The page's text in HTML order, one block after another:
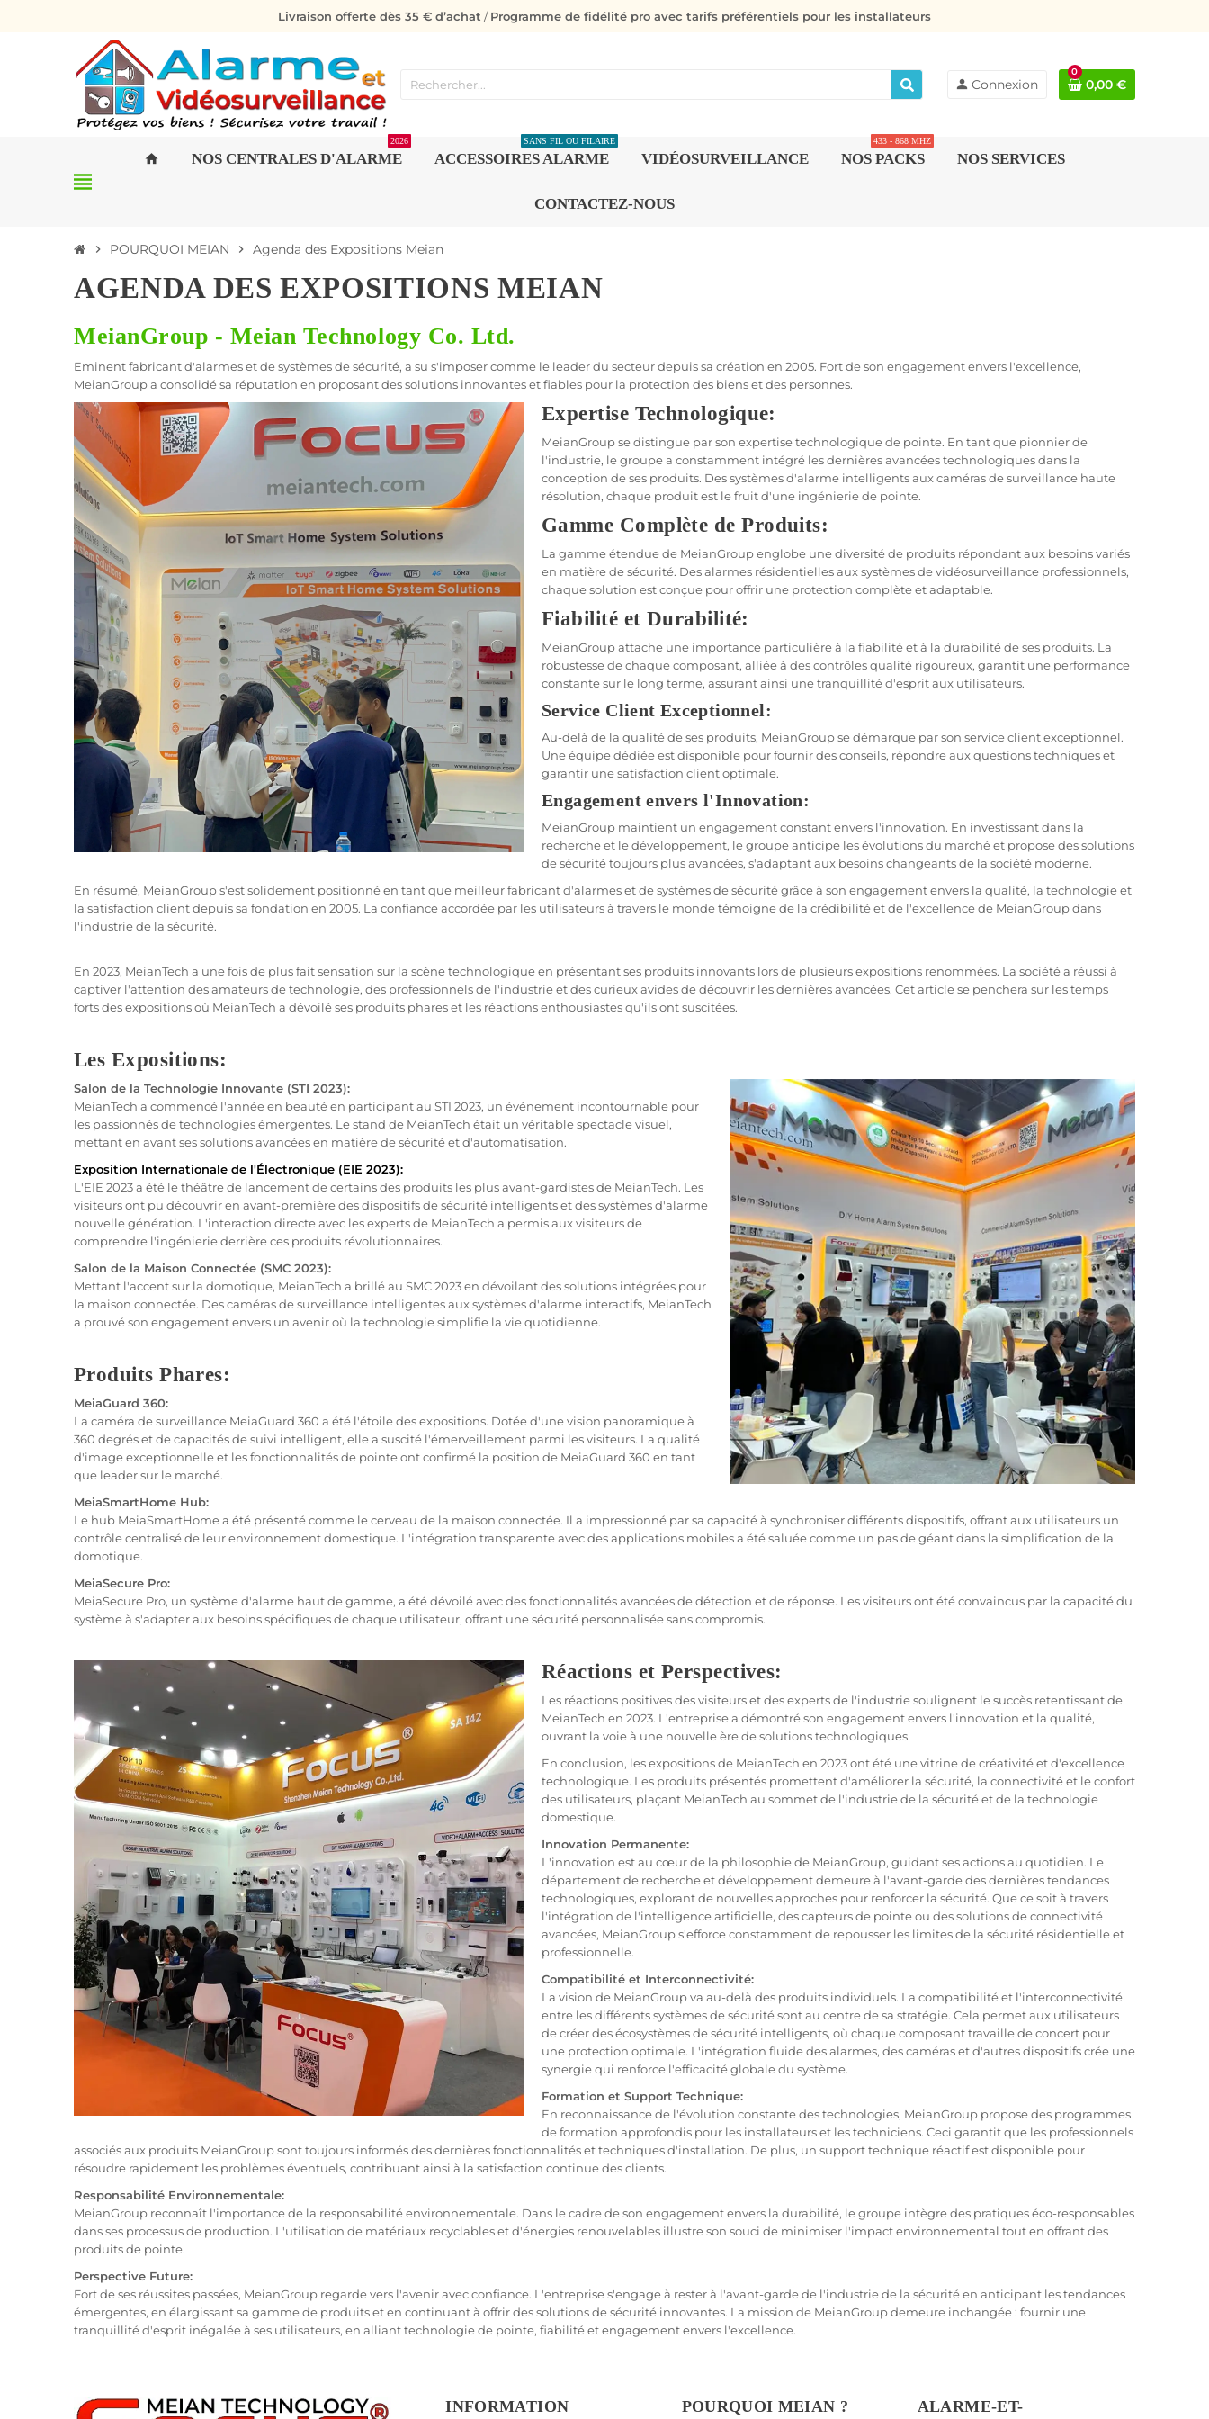
Livraison offerte dès 35 € d’achat /Programme de fidélité pro avec tarifs préférentiels pour les installateurs
person Connexion
0
0,00 €
view_headline
home NOS CENTRALES D'ALARME
2026
ACCESSOIRES ALARME
SANS FIL OU FILAIRE
VIDÉOSURVEILLANCE NOS PACKS
433 - 868 MHZ
NOS SERVICES
CONTACTEZ-NOUS
chevron_right POURQUOI MEIAN chevron_right Agenda des Expositions Meian
AGENDA DES EXPOSITIONS MEIAN
MeianGroup - Meian Technology Co. Ltd.
Eminent fabricant d'alarmes et de systèmes de sécurité, a su s'imposer comme le leader du secteur depuis sa création en 2005. Fort de son engagement envers l'excellence,
MeianGroup a consolidé sa réputation en proposant des solutions innovantes et fiables pour la protection des biens et des personnes.
Expertise Technologique:
MeianGroup se distingue par son expertise technologique de pointe. En tant que pionnier de
l'industrie, le groupe a constamment intégré les dernières avancées technologiques dans la
conception de ses produits. Des systèmes d'alarme intelligents aux caméras de surveillance haute
résolution, chaque produit est le fruit d'une ingénierie de pointe.
Gamme Complète de Produits:
La gamme étendue de MeianGroup englobe une diversité de produits répondant aux besoins variés
en matière de sécurité. Des alarmes résidentielles aux systèmes de vidéosurveillance professionnels,
chaque solution est conçue pour offrir une protection complète et adaptable.
Fiabilité et Durabilité:
MeianGroup attache une importance particulière à la fiabilité et à la durabilité de ses produits. La
robustesse de chaque composant, alliée à des contrôles qualité rigoureux, garantit une performance
constante sur le long terme, assurant ainsi une tranquillité d'esprit aux utilisateurs.
Service Client Exceptionnel:
Au-delà de la qualité de ses produits, MeianGroup se démarque par son service client exceptionnel.
Une équipe dédiée est disponible pour fournir des conseils, répondre aux questions techniques et
garantir une satisfaction client optimale.
Engagement envers l'Innovation:
MeianGroup maintient un engagement constant envers l'innovation. En investissant dans la
recherche et le développement, le groupe anticipe les évolutions du marché et propose des solutions
de sécurité toujours plus avancées, s'adaptant aux besoins changeants de la société moderne.
En résumé, MeianGroup s'est solidement positionné en tant que meilleur fabricant d'alarmes et de systèmes de sécurité grâce à son engagement envers la qualité, la technologie et
la satisfaction client depuis sa fondation en 2005. La confiance accordée par les utilisateurs à travers le monde témoigne de la crédibilité et de l'excellence de MeianGroup dans
l'industrie de la sécurité.
En 2023, MeianTech a une fois de plus fait sensation sur la scène technologique en présentant ses produits innovants lors de plusieurs expositions renommées. La société a réussi à
captiver l'attention des amateurs de technologie, des professionnels de l'industrie et des curieux avides de découvrir les dernières avancées. Cet article se penchera sur les temps
forts des expositions où MeianTech a dévoilé ses produits phares et les réactions enthousiastes qu'ils ont suscitées.
Les Expositions:
Salon de la Technologie Innovante (STI 2023):
MeianTech a commencé l'année en beauté en participant au STI 2023, un événement incontournable pour
les passionnés de technologies émergentes. Le stand de MeianTech était un véritable spectacle visuel,
mettant en avant ses solutions avancées en matière de sécurité et d'automatisation.
Exposition Internationale de l'Électronique (EIE 2023):
L'EIE 2023 a été le théâtre de lancement de certains des produits les plus avant-gardistes de MeianTech. Les
visiteurs ont pu découvrir en avant-première des dispositifs de sécurité intelligents et des systèmes d'alarme
nouvelle génération. L'interaction directe avec les experts de MeianTech a permis aux visiteurs de
comprendre l'ingénierie derrière ces produits révolutionnaires.
Salon de la Maison Connectée (SMC 2023):
Mettant l'accent sur la domotique, MeianTech a brillé au SMC 2023 en dévoilant des solutions intégrées pour
la maison connectée. Des caméras de surveillance intelligentes aux systèmes d'alarme interactifs, MeianTech
a prouvé son engagement envers un avenir où la technologie simplifie la vie quotidienne.
Produits Phares:
MeiaGuard 360:
La caméra de surveillance MeiaGuard 360 a été l'étoile des expositions. Dotée d'une vision panoramique à
360 degrés et de capacités de suivi intelligent, elle a suscité l'émerveillement parmi les visiteurs. La qualité
d'image exceptionnelle et les fonctionnalités de pointe ont confirmé la position de MeiaGuard 360 en tant
que leader sur le marché.
MeiaSmartHome Hub:
Le hub MeiaSmartHome a été présenté comme le cerveau de la maison connectée. Il a impressionné par sa capacité à synchroniser différents dispositifs, offrant aux utilisateurs un
contrôle centralisé de leur environnement domestique. L'intégration transparente avec des applications mobiles a été saluée comme un pas de géant dans la simplification de la
domotique.
MeiaSecure Pro:
MeiaSecure Pro, un système d'alarme haut de gamme, a été dévoilé avec des fonctionnalités avancées de détection et de réponse. Les visiteurs ont été convaincus par la capacité du
système à s'adapter aux besoins spécifiques de chaque utilisateur, offrant une sécurité personnalisée sans compromis.
Réactions et Perspectives:
Les réactions positives des visiteurs et des experts de l'industrie soulignent le succès retentissant de
MeianTech en 2023. L'entreprise a démontré son engagement envers l'innovation et la qualité,
ouvrant la voie à une nouvelle ère de solutions technologiques.
En conclusion, les expositions de MeianTech en 2023 ont été une vitrine de créativité et d'excellence
technologique. Les produits présentés promettent d'améliorer la sécurité, la connectivité et le confort
des utilisateurs, plaçant MeianTech au sommet de l'industrie de la sécurité et de la technologie
domestique.
Innovation Permanente:
L'innovation est au cœur de la philosophie de MeianGroup, guidant ses actions au quotidien. Le
département de recherche et développement demeure à l'avant-garde des dernières tendances
technologiques, explorant de nouvelles approches pour renforcer la sécurité. Que ce soit à travers
l'intégration de l'intelligence artificielle, des capteurs de pointe ou des solutions de connectivité
avancées, MeianGroup s'efforce constamment de repousser les limites de la sécurité résidentielle et
professionnelle.
Compatibilité et Interconnectivité:
La vision de MeianGroup va au-delà des produits individuels. La compatibilité et l'interconnectivité
entre les différents systèmes de sécurité sont au centre de sa stratégie. Cela permet aux utilisateurs
de créer des écosystèmes de sécurité intelligents, où chaque composant travaille de concert pour
une protection optimale. L'intégration fluide des alarmes, des caméras et d'autres dispositifs crée une
synergie qui renforce l'efficacité globale du système.
Formation et Support Technique:
En reconnaissance de l'évolution constante des technologies, MeianGroup propose des programmes
de formation approfondis pour les installateurs et les techniciens. Ceci garantit que les professionnels
associés aux produits MeianGroup sont toujours informés des dernières fonctionnalités et techniques d'installation. De plus, un support technique réactif est disponible pour
résoudre rapidement les problèmes éventuels, contribuant ainsi à la satisfaction continue des clients.
Responsabilité Environnementale:
MeianGroup reconnaît l'importance de la responsabilité environnementale. Dans le cadre de son engagement envers la durabilité, le groupe intègre des pratiques éco-responsables
dans ses processus de production. L'utilisation de matériaux recyclables et d'énergies renouvelables illustre son souci de minimiser l'impact environnemental tout en offrant des
produits de pointe.
Perspective Future:
Fort de ses réussites passées, MeianGroup regarde vers l'avenir avec confiance. L'entreprise s'engage à rester à l'avant-garde de l'industrie de la sécurité en anticipant les tendances
émergentes, en élargissant sa gamme de produits et en continuant à offrir des solutions de sécurité innovantes. La mission de MeianGroup demeure inchangée : fournir une
tranquillité d'esprit inégalée à ses utilisateurs, en alliant technologie de pointe, fiabilité et engagement envers l'excellence.
INFORMATION POURQUOI MEIAN ?
ALARME-ET-